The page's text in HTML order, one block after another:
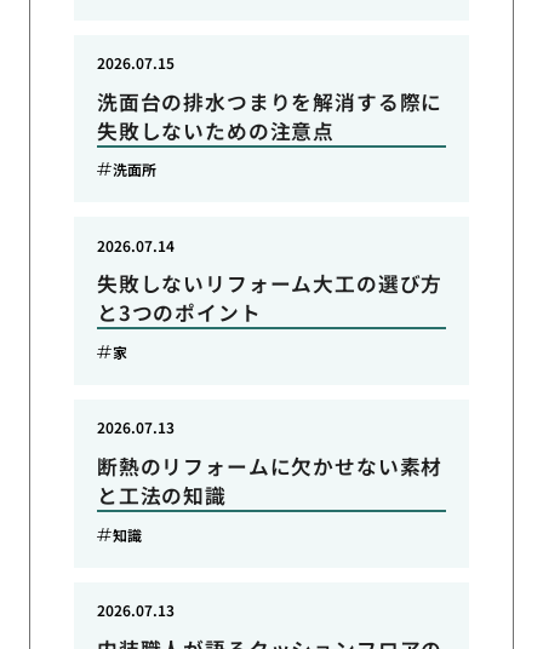
洗面台の排水つまりを解消する際に
失敗しないための注意点
2026.07.15
洗面所
失敗しないリフォーム大工の選び方
と3つのポイント
2026.07.14
家
断熱のリフォームに欠かせない素材
と工法の知識
2026.07.13
知識
2026.07.13